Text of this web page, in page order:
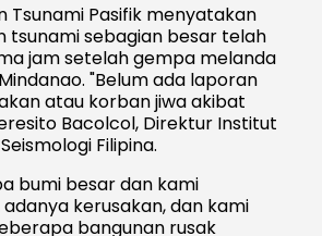
Tsunami Pasifik menyatakan
tsunami sebagian besar telah
jam setelah gempa melanda
"Belum ada laporan
atau korban jiwa akibat
Bacolcol, Direktur Institut
Filipina.
bumi besar dan kami
kerusakan, dan kami
bangunan rusak